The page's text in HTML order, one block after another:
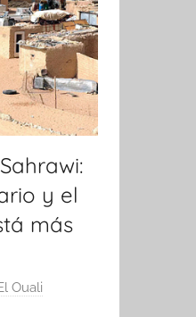
y el
más
Ouali